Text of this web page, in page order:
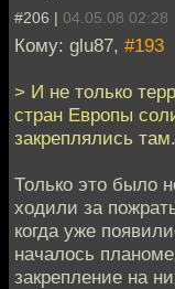
#206 | 04.05.08 02:28
Кому: glu87, #193
> И не только
стран Европы
закреплялись там.
Только это было
ходили за
когда уже
началось
закрепление на